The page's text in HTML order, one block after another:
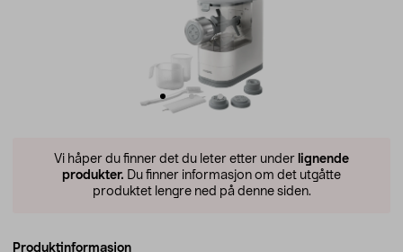
Vi håper du finner det du leter etter under lignende
produkter. Du finner informasjon om det utgåtte
produktet lengre ned på denne siden.
Produktinformasjon